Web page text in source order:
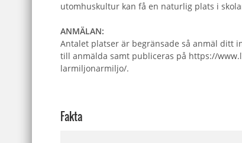
utomhuskultur kan få en naturlig plats i
ANMÄLAN:
Antalet platser är begränsade så anmäl ditt
till anmälda samt publiceras på https://
larmiljonarmiljo/.
Fakta